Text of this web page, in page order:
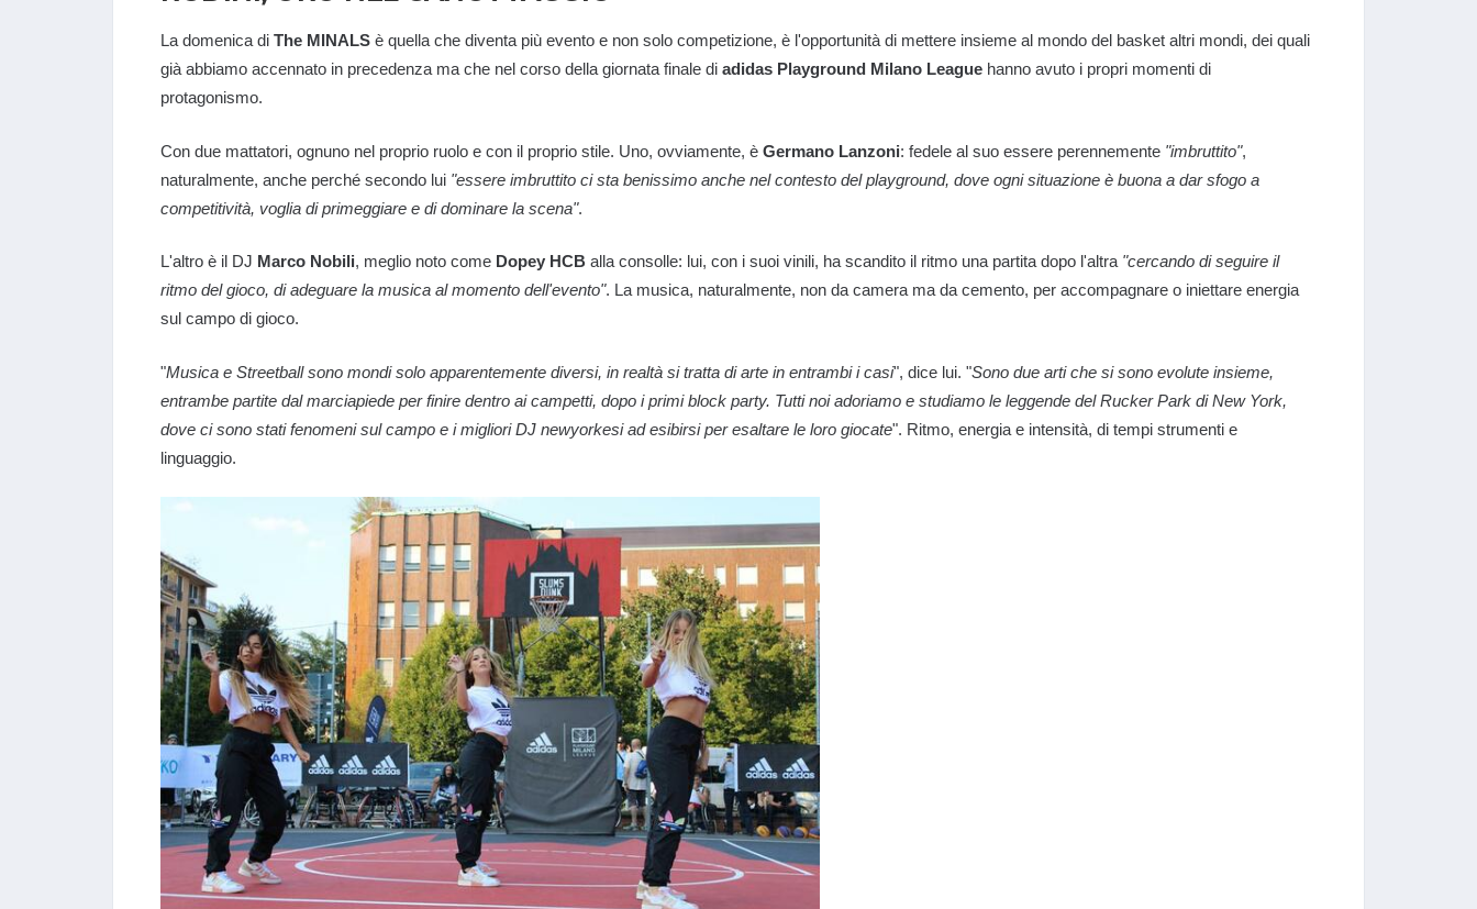
La domenica di The MINALS è quella che diventa più evento e non solo competizione, è l'opportunità di mettere insieme al mondo del basket altri mondi, dei quali
già abbiamo accennato in precedenza ma che nel corso della giornata finale di adidas Playground Milano League hanno avuto i propri momenti di
protagonismo.
Con due mattatori, ognuno nel proprio ruolo e con il proprio stile. Uno, ovviamente, è Germano Lanzoni: fedele al suo essere perennemente "imbruttito",
naturalmente, anche perché secondo lui "essere imbruttito ci sta benissimo anche nel contesto del playground, dove ogni situazione è buona a dar sfogo a
competitività, voglia di primeggiare e di dominare la scena".
L'altro è il DJ Marco Nobili, meglio noto come Dopey HCB alla consolle: lui, con i suoi vinili, ha scandito il ritmo una partita dopo l'altra "cercando di seguire il
ritmo del gioco, di adeguare la musica al momento dell'evento". La musica, naturalmente, non da camera ma da cemento, per accompagnare o iniettare energia
sul campo di gioco.
"Musica e Streetball sono mondi solo apparentemente diversi, in realtà si tratta di arte in entrambi i casi", dice lui. "Sono due arti che si sono evolute insieme,
entrambe partite dal marciapiede per finire dentro ai campetti, dopo i primi block party. Tutti noi adoriamo e studiamo le leggende del Rucker Park di New York,
dove ci sono stati fenomeni sul campo e i migliori DJ newyorkesi ad esibirsi per esaltare le loro giocate". Ritmo, energia e intensità, di tempi strumenti e
linguaggio.